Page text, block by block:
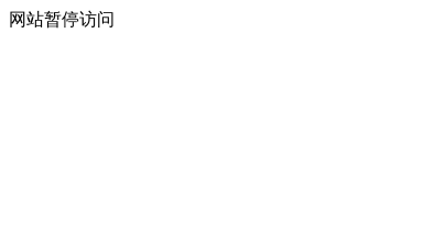
网站暂停访问